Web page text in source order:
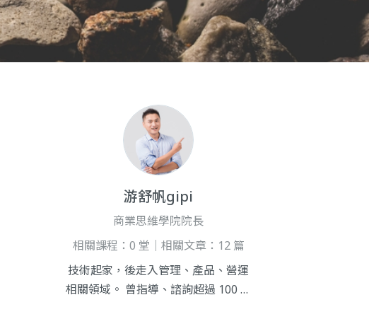
游舒帆gipi
商業思維學院院長
相關課程：0 堂｜相關文章：12 篇
技術起家，後走入管理、產品、營運
相關領域。 曾指導、諮詢超過 100 位